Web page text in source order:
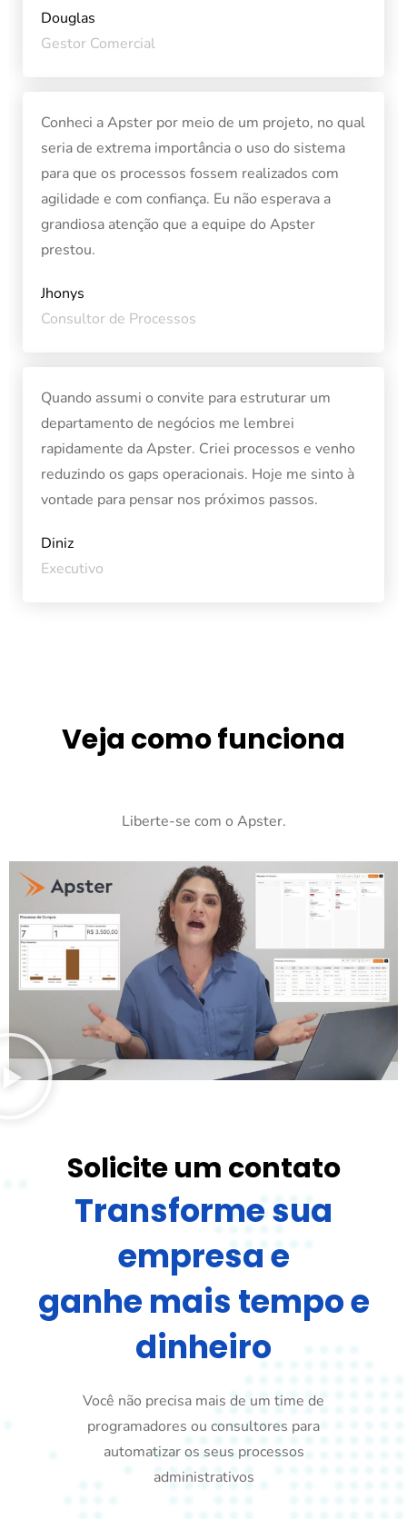
Douglas
Gestor Comercial
Conheci a Apster por meio de um projeto, no qual
seria de extrema importância o uso do sistema
para que os processos fossem realizados com
agilidade e com confiança. Eu não esperava a
grandiosa atenção que a equipe do Apster
prestou.
Jhonys
Consultor de Processos
Quando assumi o convite para estruturar um
departamento de negócios me lembrei
rapidamente da Apster. Criei processos e venho
reduzindo os gaps operacionais. Hoje me sinto à
vontade para pensar nos próximos passos.
Diniz
Executivo
Veja como funciona
Liberte-se com o Apster.
Solicite um contato
Transforme sua
empresa e
ganhe mais tempo e
dinheiro
Você não precisa mais de um time de
programadores ou consultores para
automatizar os seus processos
administrativos